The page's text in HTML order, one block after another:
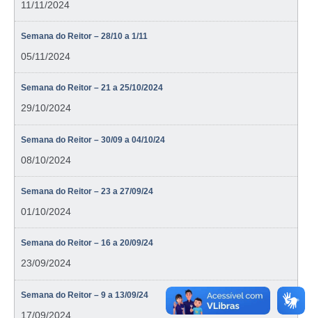
11/11/2024
Semana do Reitor – 28/10 a 1/11
05/11/2024
Semana do Reitor – 21 a 25/10/2024
29/10/2024
Semana do Reitor – 30/09 a 04/10/24
08/10/2024
Semana do Reitor – 23 a 27/09/24
01/10/2024
Semana do Reitor – 16 a 20/09/24
23/09/2024
Semana do Reitor – 9 a 13/09/24
17/09/2024